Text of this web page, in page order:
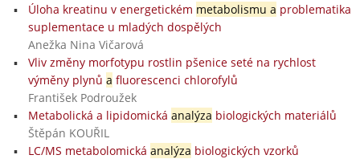
Úloha kreatinu v energetickém metabolismu a problematika
suplementace u mladých dospělých
Anežka Nina Vičarová
Vliv změny morfotypu rostlin pšenice seté na rychlost
výměny plynů a fluorescenci chlorofylů
František Podroužek
Metabolická a lipidomická analýza biologických materiálů
Štěpán KOUŘIL
LC/MS metabolomická analýza biologických vzorků